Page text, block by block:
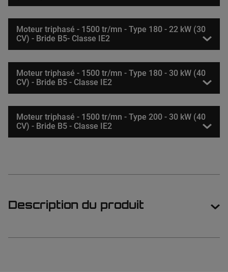
Moteur triphasé - 1500 tr/mn - Type 180 - 22 kW (30
CV) - Bride B5- Classe IE2
Moteur triphasé - 1500 tr/mn - Type 180 - 30 kW (40
CV) - Bride B5 - Classe IE2
Moteur triphasé - 1500 tr/mn - Type 200 - 30 kW (40
CV) - Bride B5 - Classe IE2
Description du produit